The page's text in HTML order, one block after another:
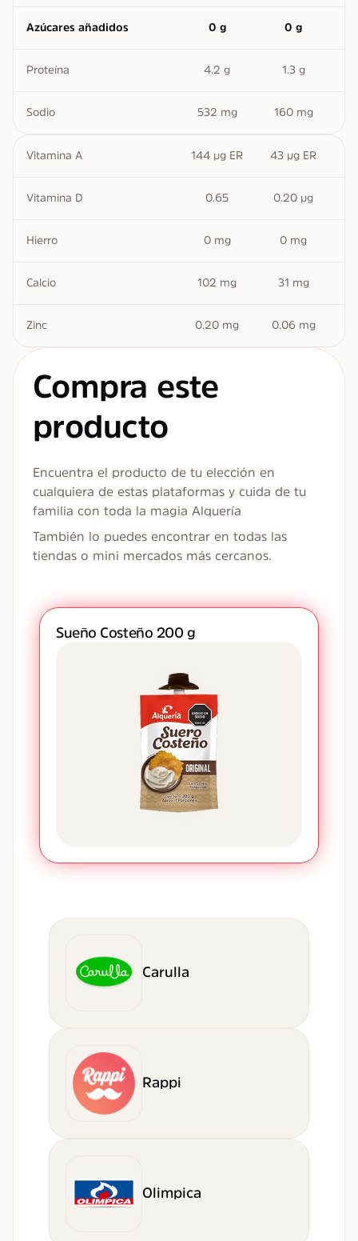
Azúcares añadidos 0 g 0 g
Proteína 4.2 g 1.3 g
Sodio 532 mg 160 mg
Vitamina A 144 µg ER 43 µg ER
Vitamina D 0.65 0.20 µg
Hierro 0 mg 0 mg
Calcio 102 mg 31 mg
Zinc 0.20 mg 0.06 mg
Compra este
producto
Encuentra el producto de tu elección en
cualquiera de estas plataformas y cuida de tu
familia con toda la magia Alquería
También lo puedes encontrar en todas las
tiendas o mini mercados más cercanos.
Sueño Costeño 200 g
Carulla
Rappi
Olimpica